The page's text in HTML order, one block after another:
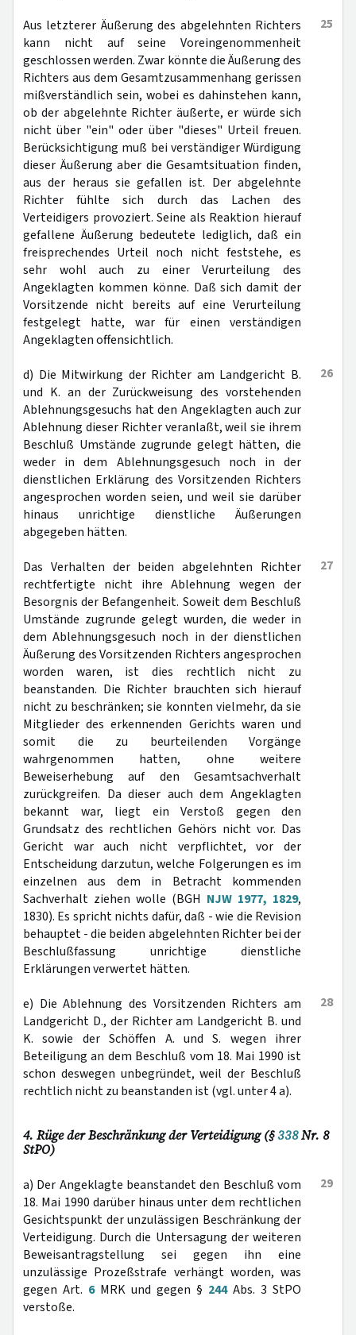
25
Aus letzterer Äußerung des abgelehnten Richters
kann nicht auf seine Voreingenommenheit
geschlossen werden. Zwar könnte die Äußerung des
Richters aus dem Gesamtzusammenhang gerissen
mißverständlich sein, wobei es dahinstehen kann,
ob der abgelehnte Richter äußerte, er würde sich
nicht über "ein" oder über "dieses" Urteil freuen.
Berücksichtigung muß bei verständiger Würdigung
dieser Äußerung aber die Gesamtsituation finden,
aus der heraus sie gefallen ist. Der abgelehnte
Richter fühlte sich durch das Lachen des
Verteidigers provoziert. Seine als Reaktion hierauf
gefallene Äußerung bedeutete lediglich, daß ein
freisprechendes Urteil noch nicht feststehe, es
sehr wohl auch zu einer Verurteilung des
Angeklagten kommen könne. Daß sich damit der
Vorsitzende nicht bereits auf eine Verurteilung
festgelegt hatte, war für einen verständigen
Angeklagten offensichtlich.
26
d) Die Mitwirkung der Richter am Landgericht B.
und K. an der Zurückweisung des vorstehenden
Ablehnungsgesuchs hat den Angeklagten auch zur
Ablehnung dieser Richter veranlaßt, weil sie ihrem
Beschluß Umstände zugrunde gelegt hätten, die
weder in dem Ablehnungsgesuch noch in der
dienstlichen Erklärung des Vorsitzenden Richters
angesprochen worden seien, und weil sie darüber
hinaus unrichtige dienstliche Äußerungen
abgegeben hätten.
27
Das Verhalten der beiden abgelehnten Richter
rechtfertigte nicht ihre Ablehnung wegen der
Besorgnis der Befangenheit. Soweit dem Beschluß
Umstände zugrunde gelegt wurden, die weder in
dem Ablehnungsgesuch noch in der dienstlichen
Äußerung des Vorsitzenden Richters angesprochen
worden waren, ist dies rechtlich nicht zu
beanstanden. Die Richter brauchten sich hierauf
nicht zu beschränken; sie konnten vielmehr, da sie
Mitglieder des erkennenden Gerichts waren und
somit die zu beurteilenden Vorgänge
wahrgenommen hatten, ohne weitere
Beweiserhebung auf den Gesamtsachverhalt
zurückgreifen. Da dieser auch dem Angeklagten
bekannt war, liegt ein Verstoß gegen den
Grundsatz des rechtlichen Gehörs nicht vor. Das
Gericht war auch nicht verpflichtet, vor der
Entscheidung darzutun, welche Folgerungen es im
einzelnen aus dem in Betracht kommenden
Sachverhalt ziehen wolle (BGH NJW 1977, 1829,
1830). Es spricht nichts dafür, daß - wie die Revision
behauptet - die beiden abgelehnten Richter bei der
Beschlußfassung unrichtige dienstliche
Erklärungen verwertet hätten.
28
e) Die Ablehnung des Vorsitzenden Richters am
Landgericht D., der Richter am Landgericht B. und
K. sowie der Schöffen A. und S. wegen ihrer
Beteiligung an dem Beschluß vom 18. Mai 1990 ist
schon deswegen unbegründet, weil der Beschluß
rechtlich nicht zu beanstanden ist (vgl. unter 4 a).
4. Rüge der Beschränkung der Verteidigung (§338Nr. 8
StPO)
29
a) Der Angeklagte beanstandet den Beschluß vom
18. Mai 1990 darüber hinaus unter dem rechtlichen
Gesichtspunkt der unzulässigen Beschränkung der
Verteidigung. Durch die Untersagung der weiteren
Beweisantragstellung sei gegen ihn eine
unzulässige Prozeßstrafe verhängt worden, was
gegen Art. 6MRK und gegen § 244Abs. 3 StPO
verstoße.